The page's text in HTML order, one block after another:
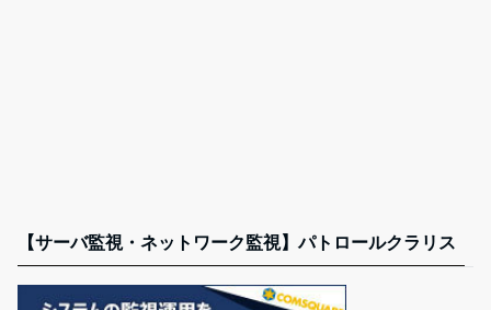
【サーバ監視・ネットワーク監視】パトロールクラリス